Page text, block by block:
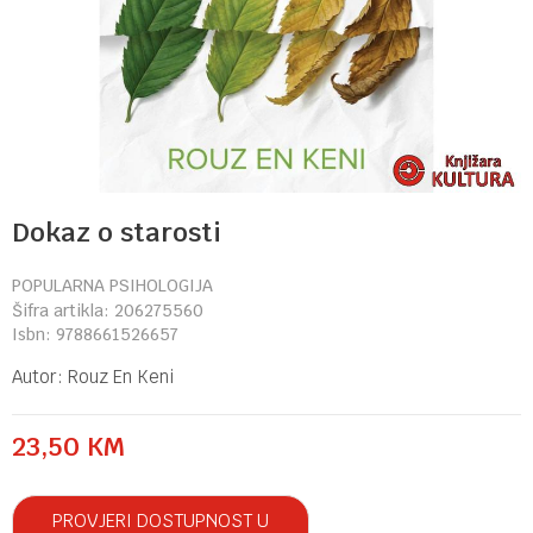
Dokaz o starosti
POPULARNA PSIHOLOGIJA
Šifra artikla: 206275560
Isbn: 9788661526657
Autor: Rouz En Keni
23,50 KM
PROVJERI DOSTUPNOST U